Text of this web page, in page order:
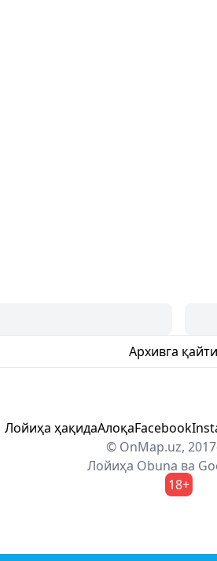
Архивга
Лойиҳа ҳақидаАлоқаFacebook
© OnMap.uz,
Лойиҳа Obuna ва
18+